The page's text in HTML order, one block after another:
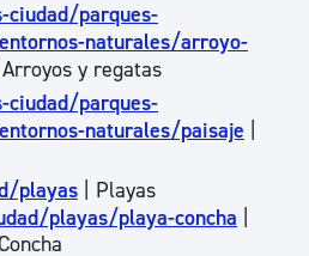
ciudad/parques-
naturales/arroyo-
Arroyos y regatas
ciudad/parques-
naturales/paisaje
playas | Playas
playas/playa-concha